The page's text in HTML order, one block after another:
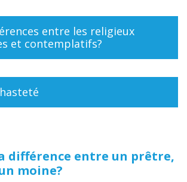
entre les religieux
et contemplatifs?
différence entre un prêtre,
moine?